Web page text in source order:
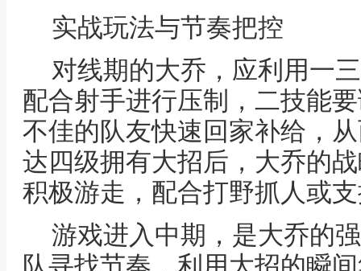
实战玩法与节奏把控
对线期的大乔，应利用一
配合射手进行压制，二技能
不佳的队友快速回家补给，
达四级拥有大招后，大乔的
积极游走，配合打野抓人或
游戏进入中期，是大乔的